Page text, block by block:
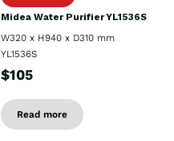
Midea Water Purifier YL1536S
W320 x H940 x D310 mm
YL1536S
$105
Read more